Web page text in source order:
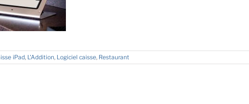
iPad, L'Addition, Logiciel caisse, Restaurant